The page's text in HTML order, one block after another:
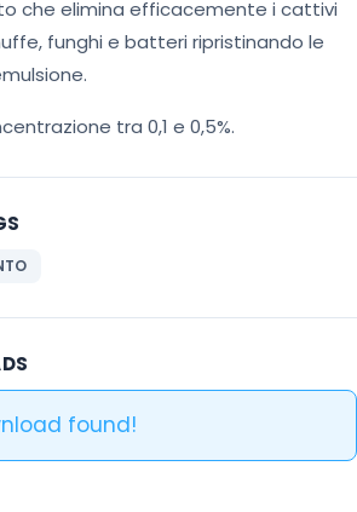
che elimina efficacemente i cattivi
funghi e batteri ripristinando le
tra 0,1 e 0,5%.
found!